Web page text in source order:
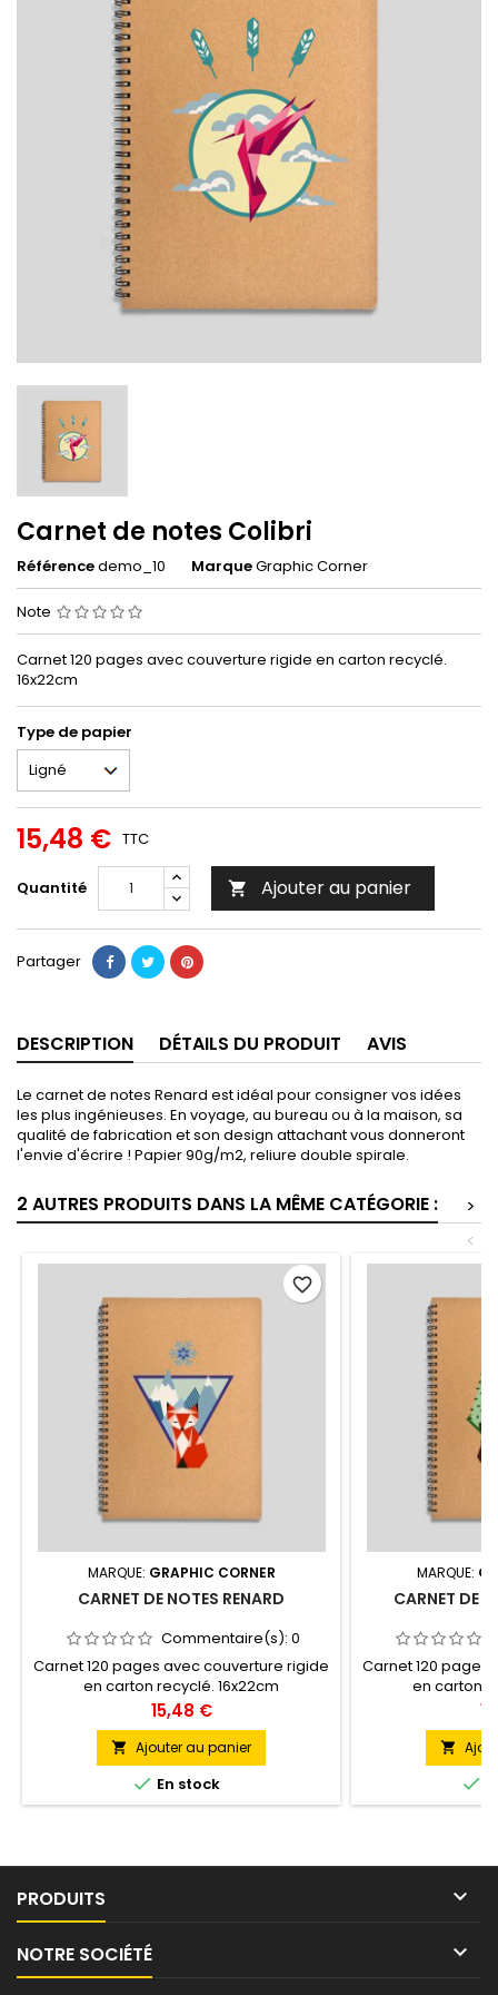
Carnet de notes Colibri
Référencedemo_10 MarqueGraphic Corner
Note
Carnet 120 pages avec couverture rigide en carton recyclé.
16x22cm
Type de papier
15,48 € TTC
Quantité  Ajouter au panier
Partager
DESCRIPTION DÉTAILS DU PRODUIT AVIS
Le carnet de notes Renard est idéal pour consigner vos idées
les plus ingénieuses. En voyage, au bureau ou à la maison, sa
qualité de fabrication et son design attachant vous donneront
l'envie d'écrire ! Papier 90g/m2, reliure double spirale.
2 AUTRES PRODUITS DANS LA MÊME CATÉGORIE :
>
<
MARQUE: GRAPHIC CORNER
CARNET DE NOTES RENARD
Commentaire(s): 0
Carnet 120 pages avec couverture rigide
en carton recyclé. 16x22cm
Prix
15,48 €
 Ajouter au panier
 En stock
favorite_border
MARQUE:
CARNET DE
Carnet 120
en carton


PRODUITS 
NOTRE SOCIÉTÉ 